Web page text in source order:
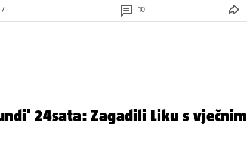
7 10
24sata: Zagadili Liku s vječnim